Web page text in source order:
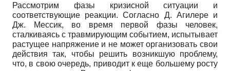
Рассмотрим фазы кризисной ситуации и
соответствующие реакции. Согласно Д. Агилере и
Дж. Мессик, во время первой фазы человек,
сталкиваясь с травмирующим событием, испытывает
растущее напряжение и не может организовать свои
действия так, чтобы решить возникшую проблему,
что, в свою очередь, приводит к еще большему росту